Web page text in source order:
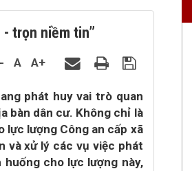
trọn niềm tin”
A A+
phát huy vai trò quan
bàn dân cư. Không chỉ là
lực lượng Công an cấp xã
và xử lý các vụ việc phát
cho lực lượng này,